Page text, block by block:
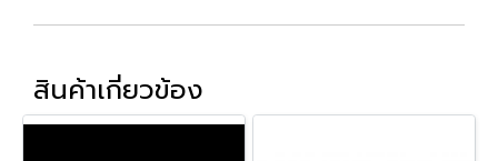
สินค้าเกี่ยวข้อง